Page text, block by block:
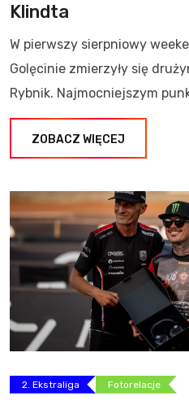
Klindta
W pierwszy sierpniowy
Golęcinie zmierzyły się
Rybnik. Najmocniejszym
ZOBACZ WIĘCEJ
2. Ekstraliga Fotorelacje